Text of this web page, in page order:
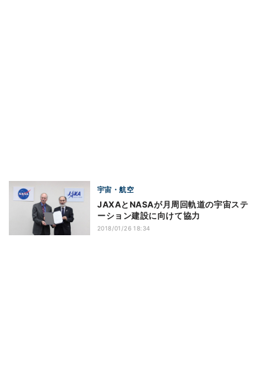
宇宙・航空
JAXAとNASAが月周回軌道の宇宙ステ
ーション建設に向けて協力
2018/01/26 18:34